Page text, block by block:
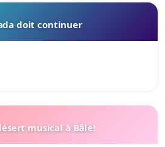
doit continuer
musical à Bâle!